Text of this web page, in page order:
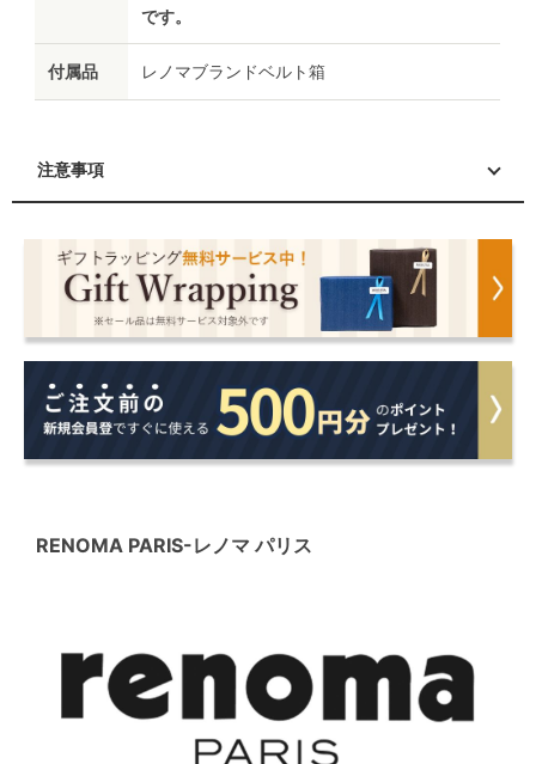
です。
付属品 レノマブランドベルト箱
注意事項
RENOMA PARIS-レノマ パリス